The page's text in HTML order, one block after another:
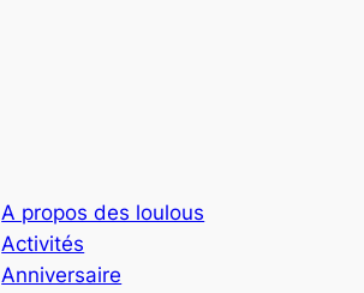
A propos des loulous
Activités
Anniversaire